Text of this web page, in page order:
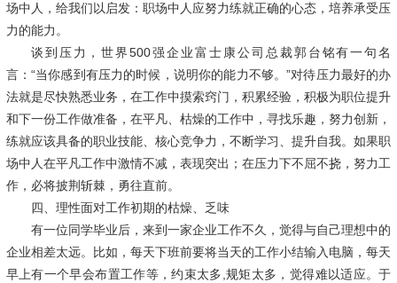
场中人，给我们以启发：职场中人应努力练就正确的心态，培养承受压
力的能力。
谈到压力，世界500强企业富士康公司总裁郭台铭有一句名
言：“当你感到有压力的时候，说明你的能力不够。”对待压力最好的办
法就是尽快熟悉业务，在工作中摸索窍门，积累经验，积极为职位提升
和下一份工作做准备，在平凡、枯燥的工作中，寻找乐趣，努力创新，
练就应该具备的职业技能、核心竞争力，不断学习、提升自我。如果职
场中人在平凡工作中激情不减，表现突出；在压力下不屈不挠，努力工
作，必将披荆斩棘，勇往直前。
四、理性面对工作初期的枯燥、乏味
有一位同学毕业后，来到一家企业工作不久，觉得与自己理想中的
企业相差太远。比如，每天下班前要将当天的工作小结输入电脑，每天
早上有一个早会布置工作等，约束太多 规矩太多，觉得难以适应。于